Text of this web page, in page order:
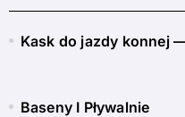
Kask do jazdy konnej
Baseny I Pływalnie